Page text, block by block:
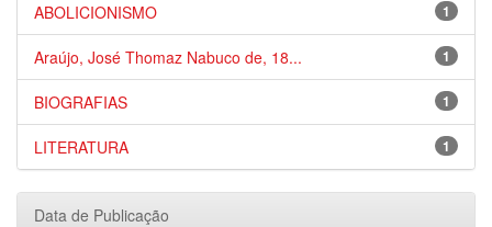
1
ABOLICIONISMO
1
Araújo, José Thomaz Nabuco de, 18...
1
BIOGRAFIAS
1
LITERATURA
Data de Publicação